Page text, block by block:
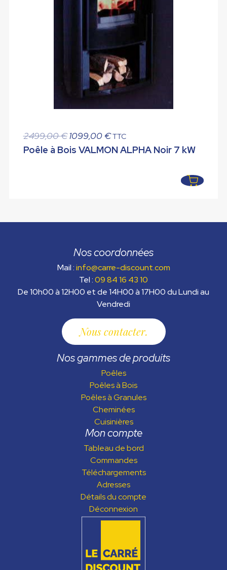
2499,00€ Le
prix
1099,00€Le
prix
TTC
Poêle à Bois VALMON ALPHA Noir 7 kW
Nos coordonnées
Mail :info@carre-discount.com
Tel :09 84 16 43 10
De 10h00 à 12H00 et de 14H00 à 17H00 du Lundi au
Vendredi
Nous contacter
Nos gammes de produits
Poêles
Poêles à Bois
Poêles à Granules
Cheminées
Cuisinières
Mon compte
Tableau de bord
Commandes
Téléchargements
Adresses
Détails du compte
Déconnexion